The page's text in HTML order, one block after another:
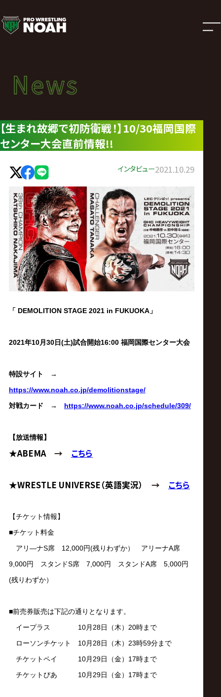
ニ
ュ
ー
ス
|
プ
ロ
レ
ス
リ
ン
グ・
ノ
ア
公
サ
イ
News
ニュース
News
【生まれ故郷で初防衛戦！】10/30福岡国際
センター大会直前情報!!
インタビュー2021.10.29
「 DEMOLITION STAGE 2021 in FUKUOKA」
2021年10月30日(土)試合開始16:00福岡国際センター大会
特設サイト →
https://www.noah.co.jp/demolitionstage/
対戦カード → https://www.noah.co.jp/schedule/309/
【放送情報】
★ABEMA→ こちら
★WRESTLE UNIVERSE（英語実況） → こちら
【チケット情報】
■チケット料金
アリ―ナS席 12,000円(残りわずか） アリーナA席
9,000円 スタンドS席 7,000円 スタンドA席 5,000円
(残りわずか）
■前売券販売は下記の通りとなります。
イープラス 10月28日（木）20時まで
ローソンチケット 10月28日（木）23時59分まで
チケットペイ 10月29日（金）17時まで
チケットぴあ 10月29日（金）17時まで